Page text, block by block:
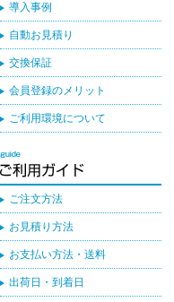
導入事例
自動お見積り
交換保証
会員登録のメリット
ご利用環境について
ご注文方法
お見積り方法
お支払い方法・送料
出荷日・到着日